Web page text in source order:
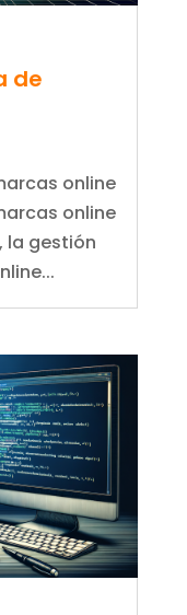
de
online
online
la gestión